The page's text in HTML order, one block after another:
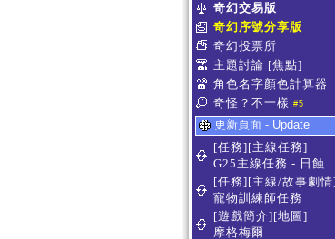
奇幻交易版
奇幻序號分享版
奇幻投票所
主題討論 [焦點]
角色名字顏色計算器
奇怪？不一樣 #5
更新頁面 - Update
[任務][主線任務]
G25主線任務 - 日蝕
[任務][主線/故事劇
寵物訓練師任務
[遊戲簡介][地圖]
摩格梅爾